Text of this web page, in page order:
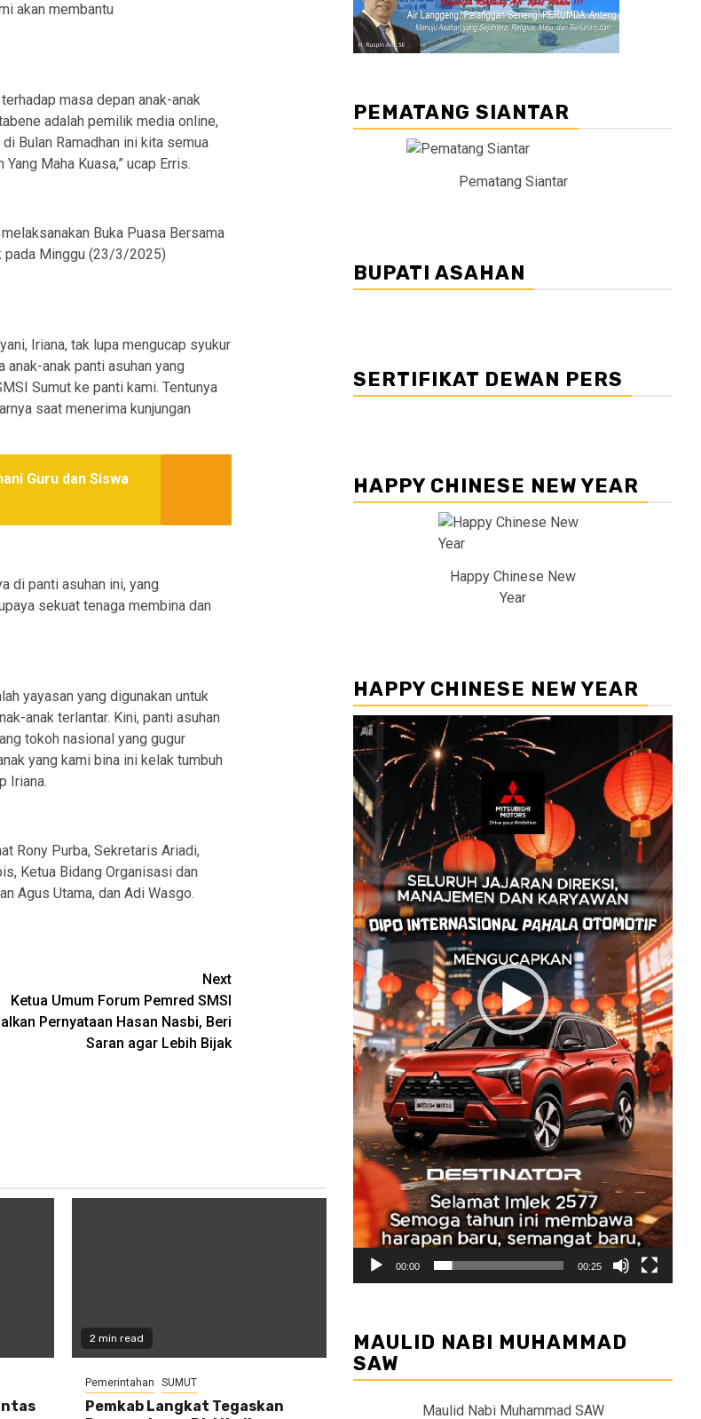
akan membantu
masa depan anak-anak
adalah pemilik media online,
Bulan Ramadhan ini kita semua
Maha Kuasa,” ucap Erris.
Buka Puasa Bersama
pada Minggu (23/3/2025)
Iriana, tak lupa mengucap syukur
anak panti asuhan yang
Sumut ke panti kami. Tentunya
saat menerima kunjungan
Guru dan Siswa
di panti asuhan ini, yang
sekuat tenaga membina dan
yayasan yang digunakan untuk
anak terlantar. Kini, panti asuhan
tokoh nasional yang gugur
yang kami bina ini kelak tumbuh
Iriana.
Rony Purba, Sekretaris Ariadi,
Ketua Bidang Organisasi dan
Agus Utama, dan Adi Wasgo.
Next
Ketua Umum Forum Pemred SMSI
Pernyataan Hasan Nasbi, Beri
Saran agar Lebih Bijak
2 min read
Pemerintahan SUMUT
Pemkab Langkat Tegaskan
PEMATANG SIANTAR
Pematang Siantar
BUPATI ASAHAN
SERTIFIKAT DEWAN PERS
HAPPY CHINESE NEW YEAR
Happy Chinese New
Year
HAPPY CHINESE NEW YEAR
Pemutar
Video
00:00 00:25
MAULID NABI MUHAMMAD
SAW
Maulid Nabi Muhammad SAW